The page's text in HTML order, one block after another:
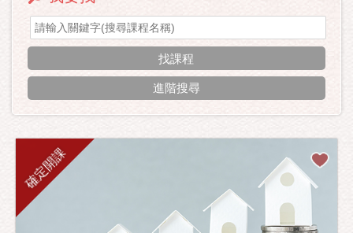
進階搜尋
確定開課